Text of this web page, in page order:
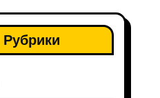
Рубрики